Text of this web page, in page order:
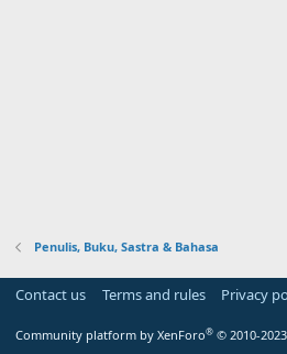
Penulis, Buku, Sastra & Bahasa
Contact us Terms and rules Privacy
Community platform by XenForo® © 2010-